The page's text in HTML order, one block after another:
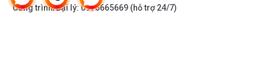
Công trình/Đại lý:0976665669 (hỗ trợ 24/7)